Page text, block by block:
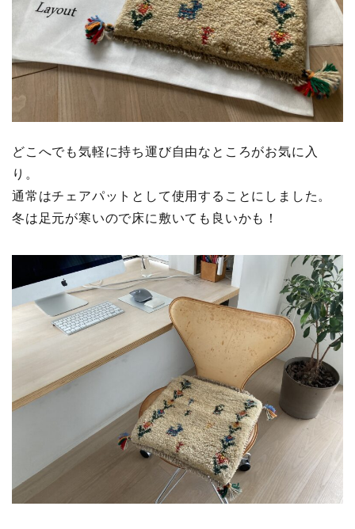
どこへでも気軽に持ち運び自由なところがお気に入
り。
通常はチェアパットとして使用することにしました。
冬は足元が寒いので床に敷いても良いかも！